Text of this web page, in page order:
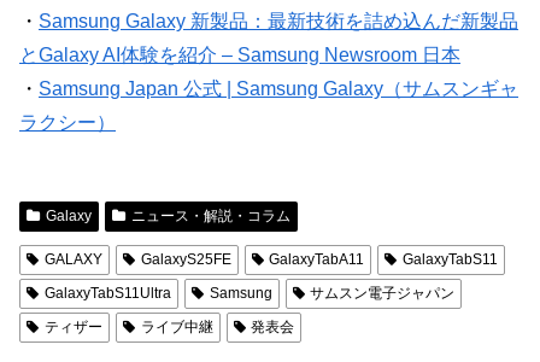
・ Samsung Galaxy 新製品：最新技術を詰め込んだ新製品
とGalaxy AI体験を紹介 – Samsung Newsroom 日本
・ Samsung Japan 公式 | Samsung Galaxy（サムスンギャ
ラクシー）
Galaxy ニュース・解説・コラム
GALAXY GalaxyS25FE GalaxyTabA11
GalaxyTabS11
GalaxyTabS11Ultra
Samsung
サムスン電子ジャパン
ティザー
ライブ中継 発表会